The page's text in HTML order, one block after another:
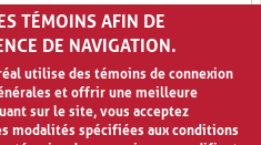
TÉMOINS AFIN DE
DE NAVIGATION.
utilise des témoins de connexion
et offrir une meilleure
sur le site, vous acceptez
modalités spécifiées aux conditions